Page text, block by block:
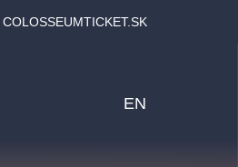
COLOSSEUMTICKET.SK
EN